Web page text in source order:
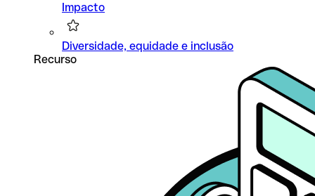
Impacto
Diversidade, equidade e inclusão
Recurso